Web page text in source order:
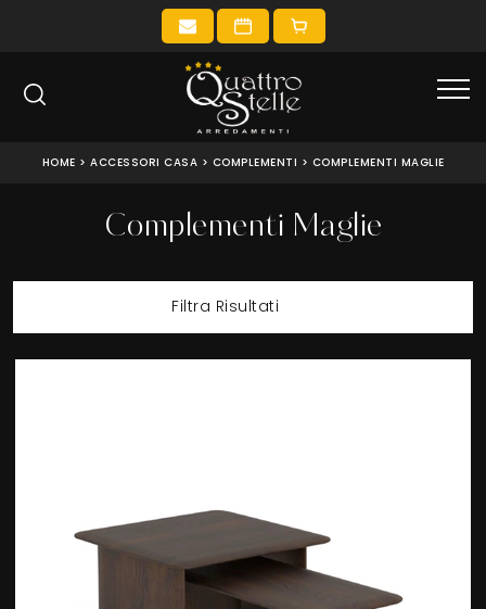
HOME > ACCESSORI CASA > COMPLEMENTI > COMPLEMENTI MAGLIE
Complementi Maglie
Filtra Risultati